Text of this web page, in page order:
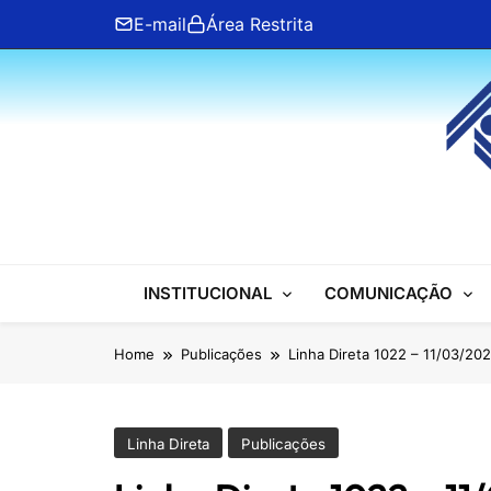
content
E-mail Área Restrita
ANFIP Nacional
INSTITUCIONAL COMUNICAÇÃO
Home Publicações Linha Direta 1022 – 11/03/
Linha Direta Publicações